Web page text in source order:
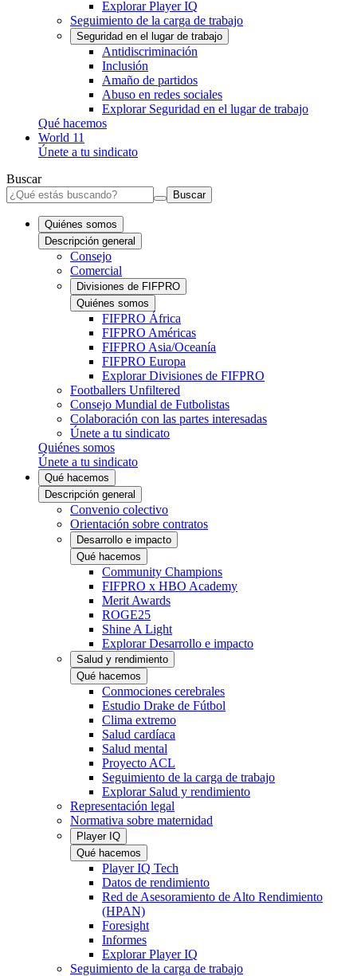
Explorar Player IQ
Seguimiento de la carga de trabajo
Seguridad en el lugar de trabajo
Antidiscriminación
Inclusión
Amaño de partidos
Abuso en redes sociales
Explorar Seguridad en el lugar de trabajo
Qué hacemos
World 11
Únete a tu sindicato
Buscar
Buscar
Quiénes somos
Descripción general
Consejo
Comercial
Divisiones de FIFPRO
Quiénes somos
FIFPRO África
FIFPRO Américas
FIFPRO Asia/Oceanía
FIFPRO Europa
Explorar Divisiones de FIFPRO
Footballers Unfiltered
Consejo Mundial de Futbolistas
Colaboración con las partes interesadas
Únete a tu sindicato
Quiénes somos
Únete a tu sindicato
Qué hacemos
Descripción general
Convenio colectivo
Orientación sobre contratos
Desarrollo e impacto
Qué hacemos
Community Champions
FIFPRO x HBO Academy
Merit Awards
ROGE25
Shine A Light
Explorar Desarrollo e impacto
Salud y rendimiento
Qué hacemos
Conmociones cerebrales
Estudio Drake de Fútbol
Clima extremo
Salud cardíaca
Salud mental
Proyecto ACL
Seguimiento de la carga de trabajo
Explorar Salud y rendimiento
Representación legal
Normativa sobre maternidad
Player IQ
Qué hacemos
Player IQ Tech
Datos de rendimiento
Red de Asesoramiento de Alto Rendimiento
(HPAN)
Foresight
Informes
Explorar Player IQ
Seguimiento de la carga de trabajo